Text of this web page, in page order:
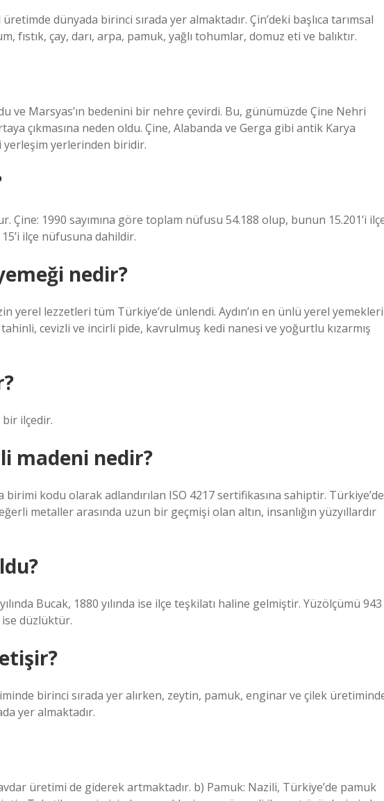
dünyada birinci sırada yer almaktadır. Çin’deki başlıca tarımsal
fıstık, çay, darı, arpa, pamuk, yağlı tohumlar, domuz eti ve balıktır.
ve Marsyas’ın bedenini bir nehre çevirdi. Bu, günümüzde Çine Nehri
çıkmasına neden oldu. Çine, Alabanda ve Gerga gibi antik Karya
yerlerinden biridir.
Çine: 1990 sayımına göre toplam nüfusu 54.188 olup, bunun 15.201’i
ilçe nüfusuna dahildir.
nedir?
yerel lezzetleri tüm Türkiye’de ünlendi. Aydın’ın en ünlü yerel yemekleri
cevizli ve incirli pide, kavrulmuş kedi nanesi ve yoğurtlu kızarmış
bir ilçedir.
madeni nedir?
kodu olarak adlandırılan ISO 4217 sertifikasına sahiptir. Türkiye’de
metaller arasında uzun bir geçmişi olan altın, insanlığın yüzyıllardır
Bucak, 1880 yılında ise ilçe teşkilatı haline gelmiştir. Yüzölçümü 943
ise düzlüktür.
birinci sırada yer alırken, zeytin, pamuk, enginar ve çilek
yer almaktadır.
üretimi de giderek artmaktadır. b) Pamuk: Nazili, Türkiye’de pamuk